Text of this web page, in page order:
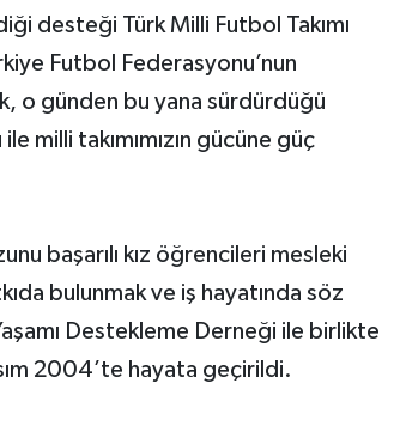
desteği Türk Milli Futbol Takımı
Futbol Federasyonu’nun
o günden bu yana sürdürdüğü
milli takımımızın gücüne güç
başarılı kız öğrencileri mesleki
bulunmak ve iş hayatında söz
Destekleme Derneği ile birlikte
2004’te hayata geçirildi.